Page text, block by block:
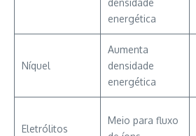
energética
Níquel
Aumenta
densidade
energética
Eletrólitos
Meio para fluxo